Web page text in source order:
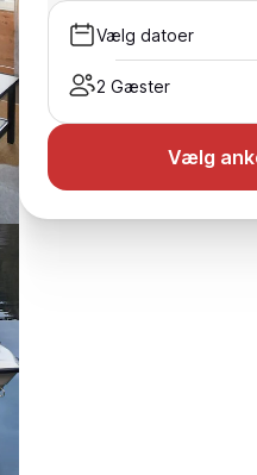
Vælg datoer
2 Gæster
Vælg